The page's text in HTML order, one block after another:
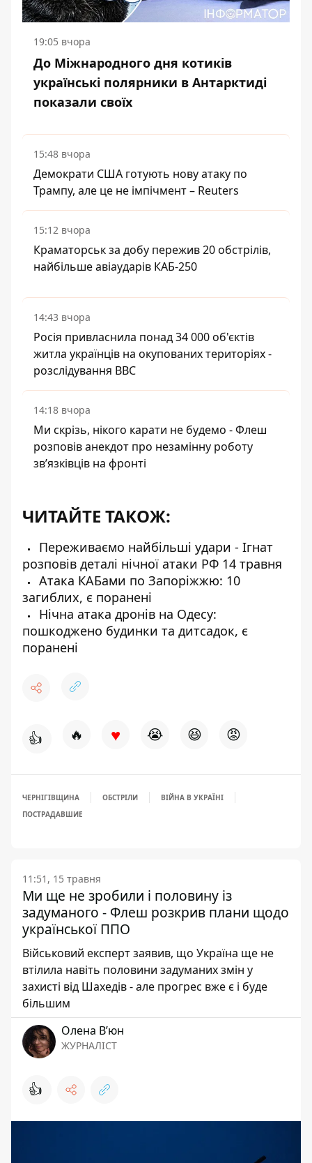
19:05 вчора
До Міжнародного дня котиків
українські полярники в Антарктиді
показали своїх
15:48 вчора
Демократи США готують нову атаку по
Трампу, але це не імпічмент – Reuters
15:12 вчора
Краматорськ за добу пережив 20 обстрілів,
найбільше авіаударів КАБ-250
14:43 вчора
Росія привласнила понад 34 000 об'єктів
житла українців на окупованих територіях -
розслідування BBC
14:18 вчора
Ми скрізь, нікого карати не будемо - Флеш
розповів анекдот про незамінну роботу
зв’язківців на фронті
ЧИТАЙТЕ ТАКОЖ:
Переживаємо найбільші удари - Ігнат
розповів деталі нічної атаки РФ 14 травня
Атака КАБами по Запоріжжю: 10
загиблих, є поранені
Нічна атака дронів на Одесу:
пошкоджено будинки та дитсадок, є
поранені
👍 🔥 ♥ 😭 😆 😡
ЧЕРНІГІВЩИНА ОБСТРІЛИ
ВІЙНА В УКРАЇНІ
ПОСТРАДАВШИЕ
11:51, 15 травня
Ми ще не зробили і половину із
задуманого - Флеш розкрив плани щодо
української ППО
Військовий експерт заявив, що Україна ще не
втілила навіть половини задуманих змін у
захисті від Шахедів - але прогрес вже є і буде
більшим
Олена Вʼюн
ЖУРНАЛІСТ
👍